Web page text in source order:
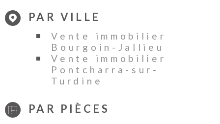
PAR VILLE
Vente immobilier
Bourgoin-Jallieu
Vente immobilier
Pontcharra-sur-
Turdine
PAR PIÈCES